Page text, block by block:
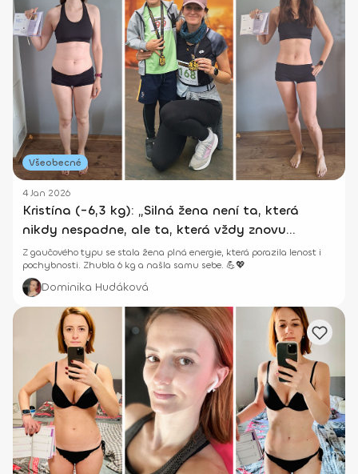
Všeobecné
4 Jan 2026
Kristína (-6,3 kg): „Silná žena není ta, která
nikdy nespadne, ale ta, která vždy znovu
vstane.“
Z gaučového typu se stala žena plná energie, která porazila lenost i
pochybnosti. Zhubla 6 kg a našla samu sebe. 💪💖
Dominika Hudáková